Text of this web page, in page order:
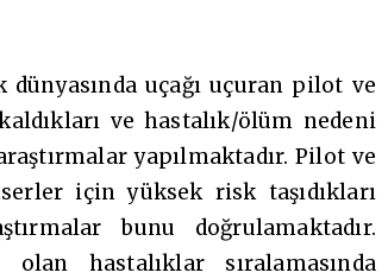
dünyasında uçağı uçuran pilot ve
ve hastalık/ölüm nedeni
yapılmaktadır. Pilot ve
için yüksek risk taşıdıkları
bunu doğrulamaktadır.
hastalıklar sıralamasında